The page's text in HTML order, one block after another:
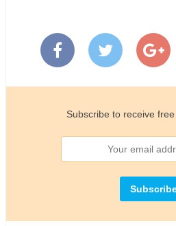
Subscribe to receive